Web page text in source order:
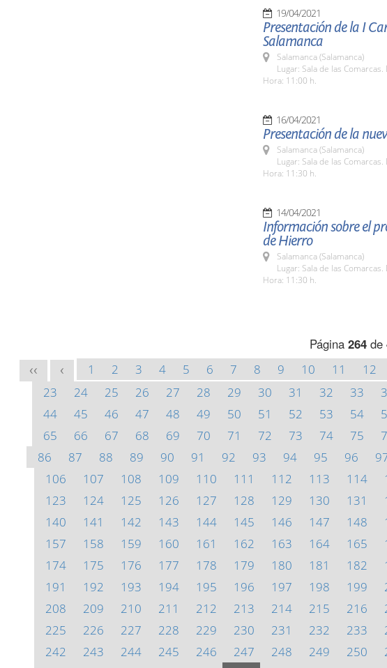
19/04/2021
Presentación de la I
Salamanca
Salamanca (Salamanca)
Lugar: Sala de las Comarcas.
Hora: 11:00 h.
16/04/2021
Presentación de la
Salamanca (Salamanca)
Lugar: Sala de las Comarcas.
Hora: 11:30 h.
14/04/2021
Información sobre el
de Hierro
Salamanca (Salamanca)
Lugar: Sala de las Comarcas.
Hora: 11:30 h.
Página 264de
<< < 1 2 3 4 5 6 7 8 9 10 11 12
23
24 25 26 27 28 29 30 31 32 33
44
45 46 47 48 49 50 51 52 53 54
65
66 67 68 69 70 71 72 73 74 75
86
87 88 89 90 91 92 93 94 95 96
106
107 108 109 110 111 112 113 114
123
124 125 126 127 128 129 130 131
140
141 142 143 144 145 146 147 148
157
158 159 160 161 162 163 164 165
174
175 176 177 178 179 180 181 182
191
192 193 194 195 196 197 198 199
208
209 210 211 212 213 214 215 216
225
226 227 228 229 230 231 232 233
242
243 244 245 246 247 248 249 250